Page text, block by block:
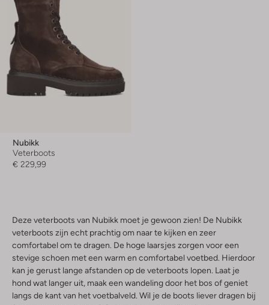
Nubikk
Veterboots
€ 229,99
Deze veterboots van Nubikk moet je gewoon zien! De Nubikk
veterboots zijn echt prachtig om naar te kijken en zeer
comfortabel om te dragen. De hoge laarsjes zorgen voor een
stevige schoen met een warm en comfortabel voetbed. Hierdoor
kan je gerust lange afstanden op de veterboots lopen. Laat je
hond wat langer uit, maak een wandeling door het bos of geniet
langs de kant van het voetbalveld. Wil je de boots liever dragen bij